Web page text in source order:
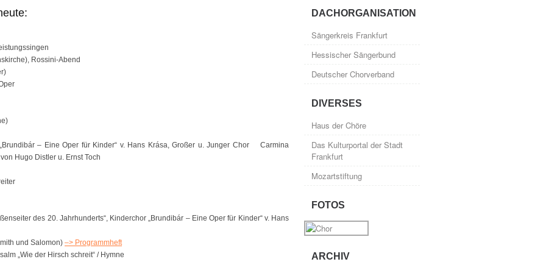
Rossini-Abend
– Eine Oper für Kinder“ v. Hans Krása, Großer u. Junger Chor Carmina
Hugo Distler u. Ernst Toch
des 20. Jahrhunderts“, Kinderchor „Brundibár – Eine Oper für Kinder“ v. Hans
und Salomon) –> Programmheft
„Wie der Hirsch schreit“ / Hymne
DACHORGANISATION
Sängerkreis Frankfurt
Hessischer Sängerbund
Deutscher Chorverband
DIVERSES
Haus der Chöre
Das Kulturportal der Stadt
Frankfurt
Mozartstiftung
FOTOS
ARCHIV